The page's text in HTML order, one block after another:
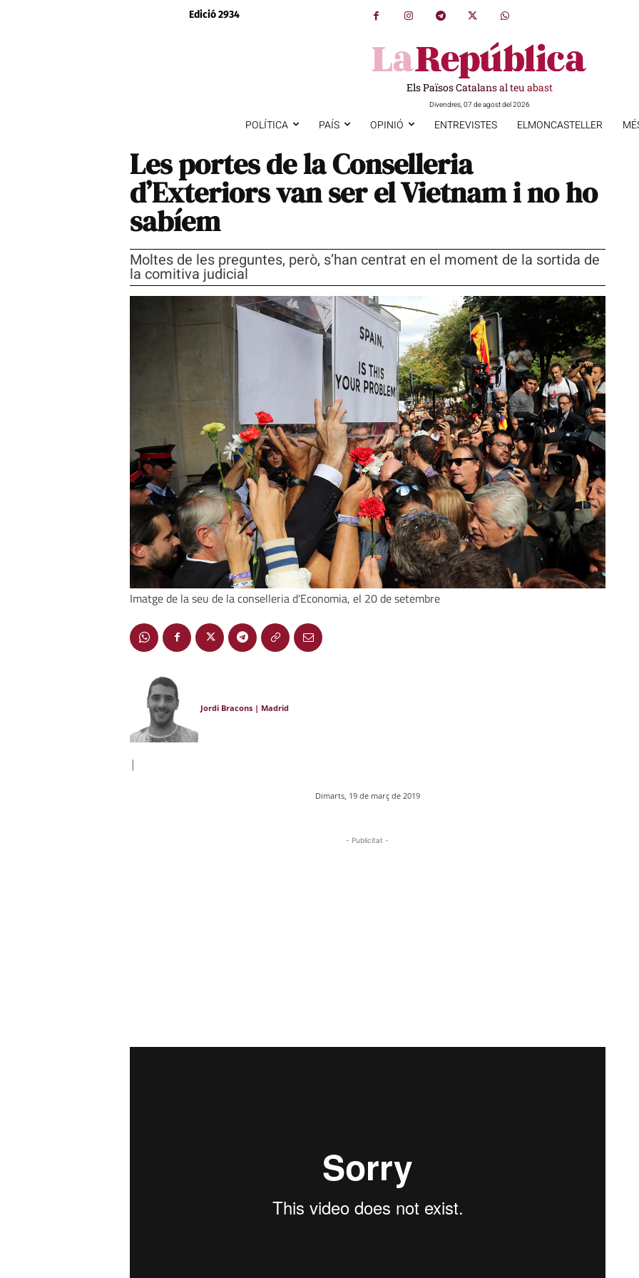
Edició 2934
Els Països Catalans al teu abast
Divendres, 07 de agost del 2026
POLÍTICA PAÍS OPINIÓ ENTREVISTES ELMONCASTELLER
Les portes de la Conselleria
d’Exteriors van ser el Vietnam i no ho
sabíem
Moltes de les preguntes, però, s’han centrat en el moment de la sortida de
la comitiva judicial
Imatge de la seu de la conselleria d'Economia, el 20 de setembre
Jordi Bracons | Madrid
|
Dimarts, 19 de març de 2019
- Publicitat -